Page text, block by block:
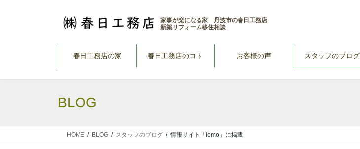
家事が楽になる家 丹波市の春日工務店
新築リフォーム移住相談
春日工務店の家 春日工務店のコト お客様の声 スタッフのブログ
BLOG
HOME BLOG スタッフのブログ 情報サイト「iemo」に掲載